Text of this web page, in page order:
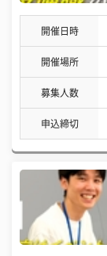
開催日時
開催場所
募集人数
申込締切